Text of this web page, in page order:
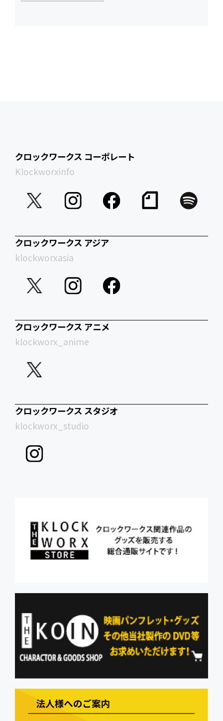
クロックワークス コーポレート
Klockworxinfo
クロックワークス アジア
klockworxasia
クロックワークス アニメ
klockworx_anime
クロックワークス スタジオ
klockworx_studio